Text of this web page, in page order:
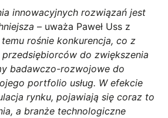
innowacyjnych rozwiązań jest
– uważa Paweł Uss z
rośnie konkurencja, co z
do zwiększenia
badawczo-rozwojowe do
portfolio usług. W efekcie
rynku, pojawiają się coraz to
a branże technologiczne